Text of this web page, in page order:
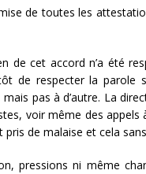
de toutes les
de cet accord n’a été
de respecter la parole
mais pas à d’autre. La
voir même des
pris de malaise et cela
pressions ni même